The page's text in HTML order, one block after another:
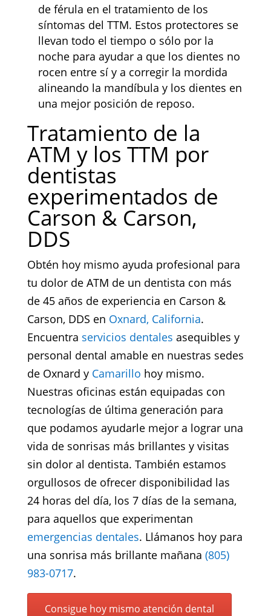
de férula en el tratamiento de los
síntomas del TTM. Estos protectores se
llevan todo el tiempo o sólo por la
noche para ayudar a que los dientes no
rocen entre sí y a corregir la mordida
alineando la mandíbula y los dientes en
una mejor posición de reposo.
Tratamiento de la
ATM y los TTM por
dentistas
experimentados de
Carson & Carson,
DDS
Obtén hoy mismo ayuda profesional para
tu dolor de ATM de un dentista con más
de 45 años de experiencia en Carson &
Carson, DDS en Oxnard, California.
Encuentra servicios dentales asequibles y
personal dental amable en nuestras sedes
de Oxnard y Camarillo hoy mismo.
Nuestras oficinas están equipadas con
tecnologías de última generación para
que podamos ayudarle mejor a lograr una
vida de sonrisas más brillantes y visitas
sin dolor al dentista. También estamos
orgullosos de ofrecer disponibilidad las
24 horas del día, los 7 días de la semana,
para aquellos que experimentan
emergencias dentales. Llámanos hoy para
una sonrisa más brillante mañana (805)
983-0717.
Consigue hoy mismo atención dental